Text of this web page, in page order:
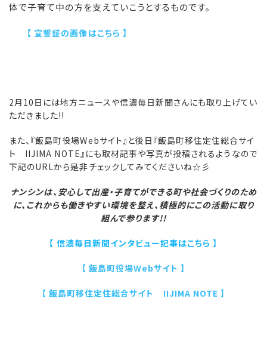
体で子育て中の方を支えていこうとするものです。
【 宣誓証の画像はこちら 】
2月10日には地方ニュースや信濃毎日新聞さんにも取り上げてい
ただきました!!
また、『飯島町役場Webサイト』と後日『飯島町移住定住総合サイ
ト IIJIMA NOTE』にも取材記事や写真が投稿されるようなので
下記のURLから是非チェックしてみてくださいね☆彡
ナンシンは、安心して出産・子育てができる町や社会づくりのため
に、これからも働きやすい環境を整え、積極的にこの活動に取り
組んで参ります!!
【 信濃毎日新聞インタビュー記事はこちら 】
【 飯島町役場Webサイト 】
【 飯島町移住定住総合サイト IIJIMA NOTE 】